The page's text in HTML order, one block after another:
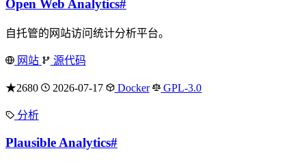
Open Web Analytics#
自托管的网站访问统计分析平台。
网站 源代码
★2680 2026-07-17 Docker GPL-3.0
分析
Plausible Analytics#